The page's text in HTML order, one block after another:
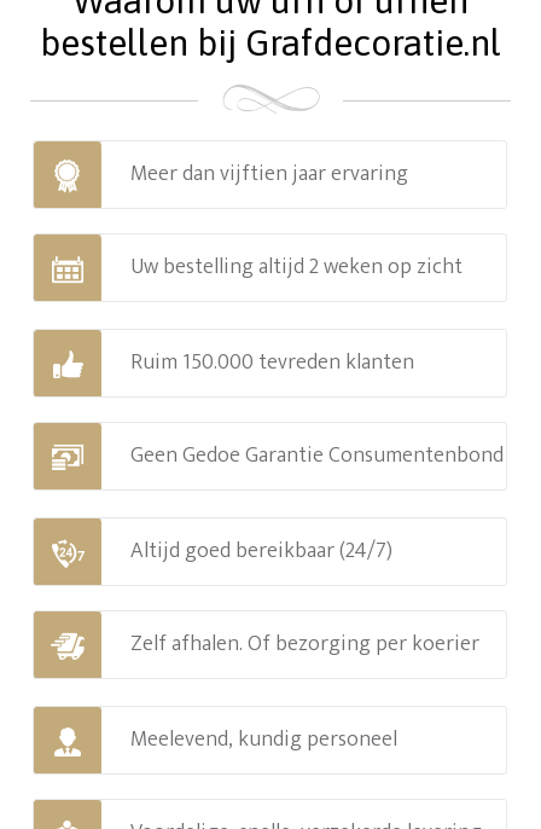
bestellen bij Grafdecoratie.nl
Meer dan vijftien jaar ervaring
Uw bestelling altijd 2 weken op zicht
Ruim 150.000 tevreden klanten
Geen Gedoe Garantie Consumentenbond
Altijd goed bereikbaar (24/7)
Zelf afhalen. Of bezorging per koerier
Meelevend, kundig personeel